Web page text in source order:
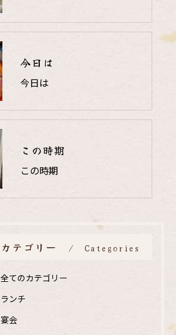
今日は
今日は
この時期
この時期
カテゴリー Categories
全てのカテゴリー
ランチ
宴会